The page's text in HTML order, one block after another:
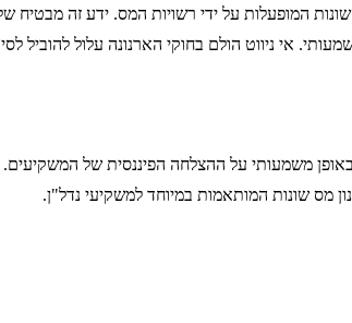
המופעלות על ידי רשויות המס. ידע זה מבטיח
אי ניווט הולם בחוקי הארנונה עלול
משמעותי על ההצלחה הפיננסית של
שונות המותאמות במיוחד למשקיעי נדל"ן.